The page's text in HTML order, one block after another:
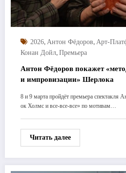
2026, Антон Фёдоров, Арт-
Конан Дойл, Премьера
Антон Фёдоров покажет
и импровизации» Шерлока
8 и 9 марта пройдёт премьера спектакля
ок Холмс и все-все-все» по мотивам…
Читать далее